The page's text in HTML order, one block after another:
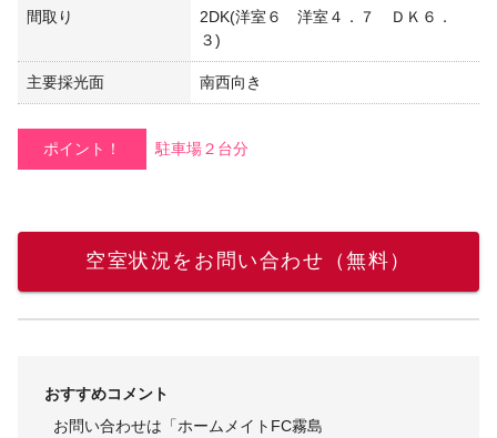
間取り
2DK(洋室６ 洋室４．７ ＤＫ６．
３)
主要採光面 南西向き
ポイント！ 駐車場２台分
空室状況をお問い合わせ（無料）
おすすめコメント
お問い合わせは「ホームメイトFC霧島